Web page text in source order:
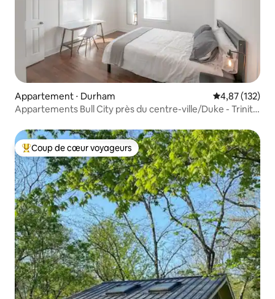
Appartement ⋅ Durham Évaluation
4,87 (132)
Appartements Bull City près du centre-ville/Duke - Trinity
Coups de cœur voyageurs les plus appréciés
Coup de cœur voyageurs